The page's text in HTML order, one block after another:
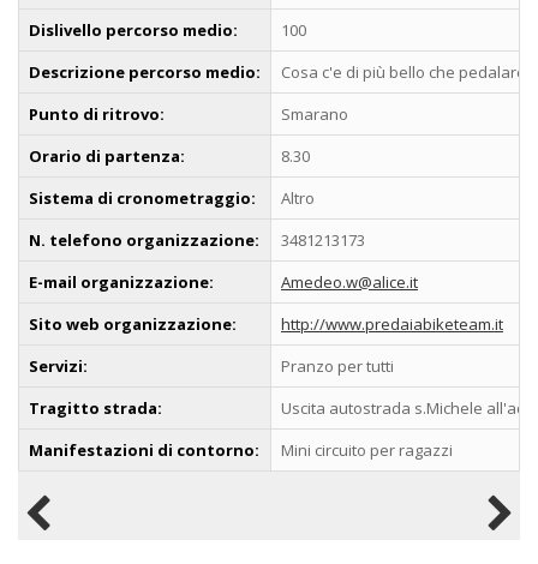
Dislivello percorso medio:
100
Descrizione percorso medio:
Cosa c'e di più bello che pedalare
Punto di ritrovo:
Smarano
Orario di partenza:
8.30
Sistema di cronometraggio:
Altro
N. telefono organizzazione:
3481213173
E-mail organizzazione:
Amedeo.w@alice.it
Sito web organizzazione:
http://www.predaiabiketeam.it
Servizi:
Pranzo per tutti
Tragitto strada:
Uscita autostrada s.Michele
Manifestazioni di contorno:
Mini circuito per ragazzi